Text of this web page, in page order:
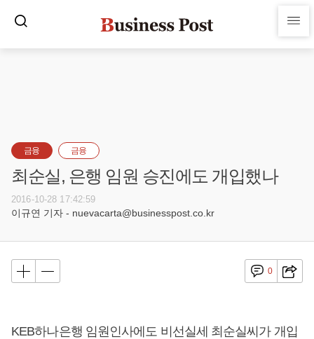
금융 금융
최순실, 은행 임원 승진에도 개입했나
2016-10-28 17:42:59
이규연 기자 - nuevacarta@businesspost.co.kr
0
KEB하나은행 임원인사에도 비선실세 최순실씨가 개입